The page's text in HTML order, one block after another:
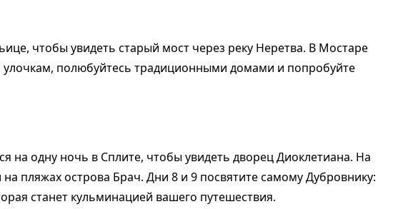
чтобы увидеть старый мост через реку Неретва. В Мостаре
полюбуйтесь традиционными домами и попробуйте
на одну ночь в Сплите, чтобы увидеть дворец Диоклетиана. На
пляжах острова Брач. Дни 8 и 9 посвятите самому Дубровнику:
станет кульминацией вашего путешествия.